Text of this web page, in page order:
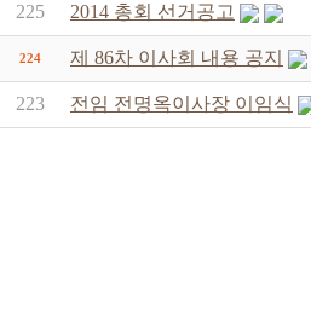
225 2014 총회 선거공고
224 제 86차 이사회 내용 공지
223 전임 전명옥이사장 이임식